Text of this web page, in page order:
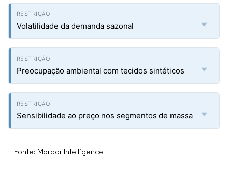
Volatilidade da demanda sazonal
Preocupação ambiental com tecidos sintéticos
Sensibilidade ao preço nos segmentos de massa
Fonte: Mordor Intelligence